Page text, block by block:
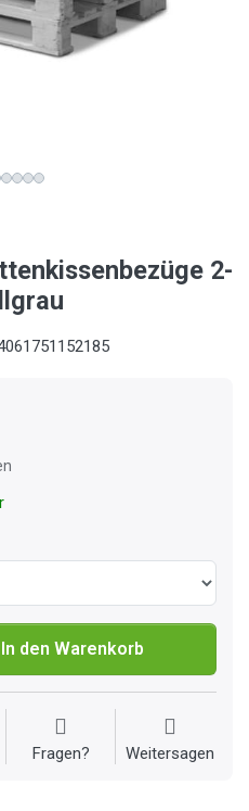
2-
In den Warenkorb
Fragen? Weitersagen